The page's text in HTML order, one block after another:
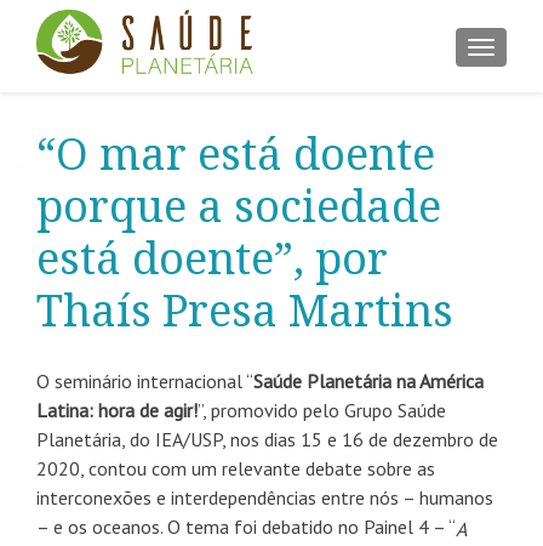
“O mar está doente
porque a sociedade
está doente”, por
Thaís Presa Martins
O seminário internacional “Saúde Planetária na América
Latina: hora de agir!”, promovido pelo Grupo Saúde
Planetária, do IEA/USP, nos dias 15 e 16 de dezembro de
2020, contou com um relevante debate sobre as
interconexões e interdependências entre nós – humanos
– e os oceanos. O tema foi debatido no Painel 4 – “A